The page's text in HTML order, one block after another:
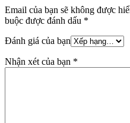
Email của bạn sẽ không được
buộc được đánh dấu *
Đánh giá của bạn
Nhận xét của bạn *